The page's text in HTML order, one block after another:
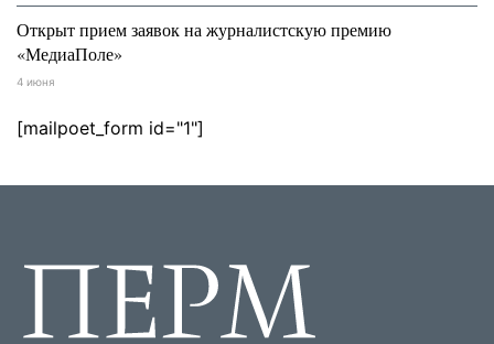
Открыт прием заявок на журналистскую премию
«МедиаПоле»
4 июня
[mailpoet_form id="1"]